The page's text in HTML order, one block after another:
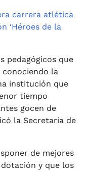
carrera atlética
‘Héroes de la
pedagógicos que
la
institución que
tiempo
gocen de
la Secretaria de
de mejores
y que los